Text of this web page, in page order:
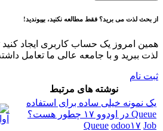
از بحث لذت می برید؟ فقط مطالعه نکنید، بپیوندید!
همین امروز یک حساب کاربری ایجاد
لذت ببرید و با جامعه عالی ما تعامل
ثبت نام
نوشته های مرتبط
یک نمونه خیلی ساده برای استفاده
Queue در اودوو ۱۷ چطور هست؟
Queue odoo۱۷ Job